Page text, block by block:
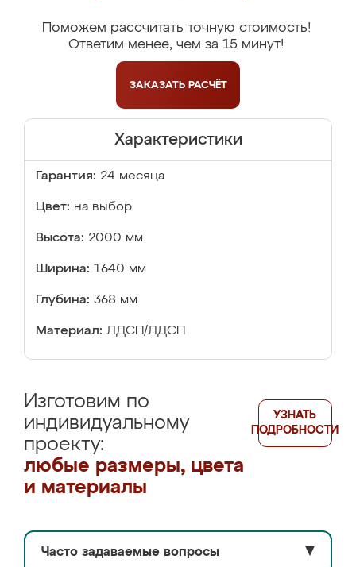
Поможем рассчитать точную стоимость!
Ответим менее, чем за 15 минут!
ЗАКАЗАТЬ РАСЧЁТ
Характеристики
Гарантия: 24 месяца
Цвет: на выбор
Высота: 2000 мм
Ширина: 1640 мм
Глубина: 368 мм
Материал: ЛДСП/ЛДСП
Изготовим по
индивидуальному
проекту:
любые размеры, цвета
и материалы
УЗНАТЬ
ПОДРОБНОСТИ
Часто задаваемые вопросы ▼